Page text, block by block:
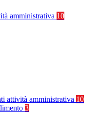
amministrativa 10
attività amministrativa 10
3